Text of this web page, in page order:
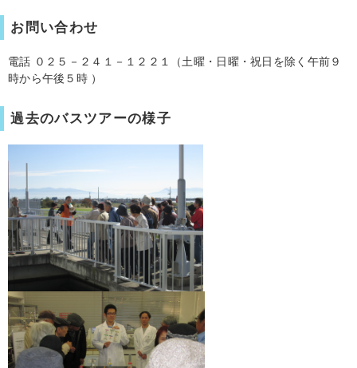
お問い合わせ
電話 ０２５－２４１－１２２１（土曜・日曜・祝日を除く午前９
時から午後５時 ）
過去のバスツアーの様子